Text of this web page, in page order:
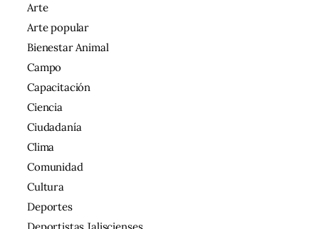
Arte
Arte popular
Bienestar Animal
Campo
Capacitación
Ciencia
Ciudadanía
Clima
Comunidad
Cultura
Deportes